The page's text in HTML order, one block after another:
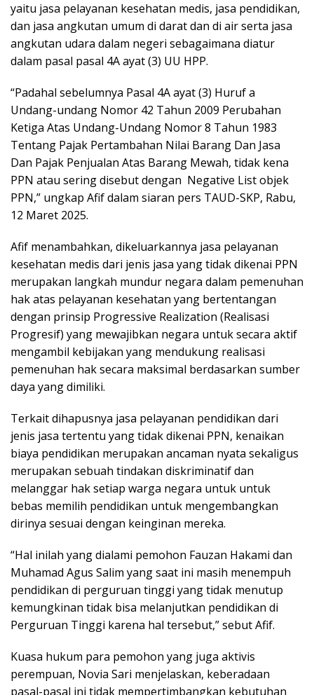
yaitu jasa pelayanan kesehatan medis, jasa pendidikan,
dan jasa angkutan umum di darat dan di air serta jasa
angkutan udara dalam negeri sebagaimana diatur
dalam pasal pasal 4A ayat (3) UU HPP.
“Padahal sebelumnya Pasal 4A ayat (3) Huruf a
Undang-undang Nomor 42 Tahun 2009 Perubahan
Ketiga Atas Undang-Undang Nomor 8 Tahun 1983
Tentang Pajak Pertambahan Nilai Barang Dan Jasa
Dan Pajak Penjualan Atas Barang Mewah, tidak kena
PPN atau sering disebut dengan Negative List objek
PPN,” ungkap Afif dalam siaran pers TAUD-SKP, Rabu,
12 Maret 2025.
Afif menambahkan, dikeluarkannya jasa pelayanan
kesehatan medis dari jenis jasa yang tidak dikenai PPN
merupakan langkah mundur negara dalam pemenuhan
hak atas pelayanan kesehatan yang bertentangan
dengan prinsip Progressive Realization (Realisasi
Progresif) yang mewajibkan negara untuk secara aktif
mengambil kebijakan yang mendukung realisasi
pemenuhan hak secara maksimal berdasarkan sumber
daya yang dimiliki.
Terkait dihapusnya jasa pelayanan pendidikan dari
jenis jasa tertentu yang tidak dikenai PPN, kenaikan
biaya pendidikan merupakan ancaman nyata sekaligus
merupakan sebuah tindakan diskriminatif dan
melanggar hak setiap warga negara untuk untuk
bebas memilih pendidikan untuk mengembangkan
dirinya sesuai dengan keinginan mereka.
“Hal inilah yang dialami pemohon Fauzan Hakami dan
Muhamad Agus Salim yang saat ini masih menempuh
pendidikan di perguruan tinggi yang tidak menutup
kemungkinan tidak bisa melanjutkan pendidikan di
Perguruan Tinggi karena hal tersebut,” sebut Afif.
Kuasa hukum para pemohon yang juga aktivis
perempuan, Novia Sari menjelaskan, keberadaan
pasal-pasal ini tidak mempertimbangkan kebutuhan